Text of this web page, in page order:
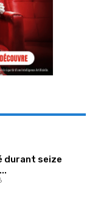
durant seize